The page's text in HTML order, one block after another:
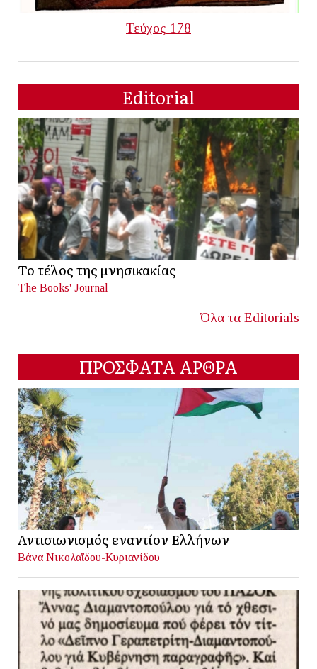
Τεύχος 178
Editorial
Το τέλος της μνησικακίας
The Books' Journal
Όλα τα Editorials
ΠΡΟΣΦΑΤΑ ΑΡΘΡΑ
Αντισιωνισμός εναντίον Ελλήνων
Βάνα Νικολαΐδου-Κυριανίδου